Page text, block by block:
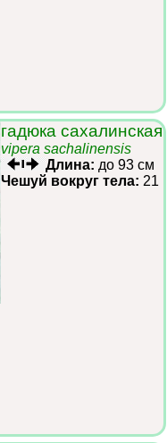
гадюка сахалинская
vipera sachalinensis
Длина: до 93 см
Чешуй вокруг тела: 21